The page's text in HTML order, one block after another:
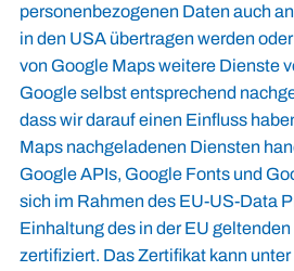
personenbezogenen Daten auch
in den USA übertragen werden
von Google Maps weitere Dienste
Google selbst entsprechend
dass wir darauf einen Einfluss
Maps nachgeladenen Diensten
Google APIs, Google Fonts und
sich im Rahmen des EU-US-Data
Einhaltung des in der EU
zertifiziert. Das Zertifikat kann unter